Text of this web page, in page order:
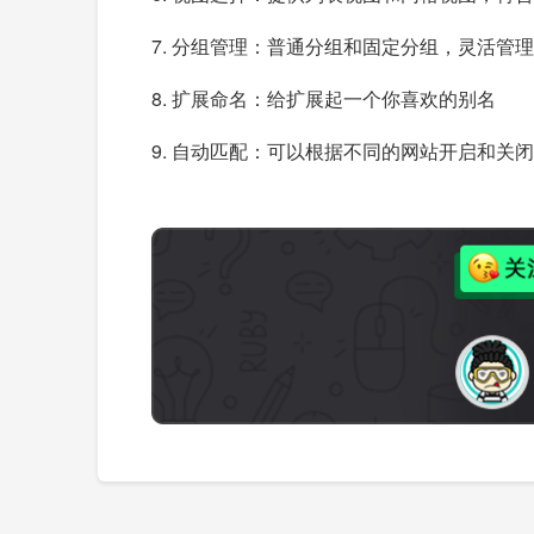
7. 分组管理：普通分组和固定分组，灵活管理
8. 扩展命名：给扩展起一个你喜欢的别名
9. 自动匹配：可以根据不同的网站开启和关